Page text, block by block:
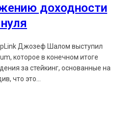
доходности
Джозеф Шалом выступил
которое в конечном итоге
за стейкинг, основанные на
что это...